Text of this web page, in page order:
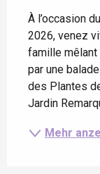
À l’occasion
2026, venez
famille mêlant
par une
des Plantes
Jardin
Mehr